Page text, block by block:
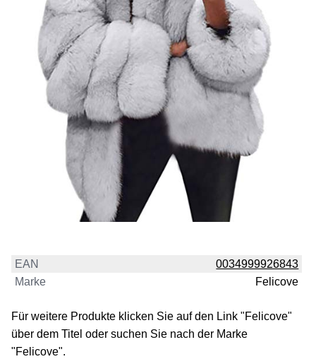
EAN
0034999926843
Marke
Felicove
Für weitere Produkte klicken Sie auf den Link "Felicove"
über dem Titel oder suchen Sie nach der Marke
"Felicove".